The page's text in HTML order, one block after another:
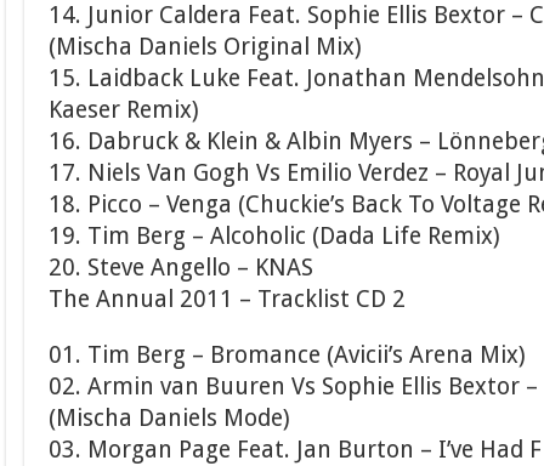
14. Junior Caldera Feat. Sophie Ellis Bextor –
(Mischa Daniels Original Mix)
15. Laidback Luke Feat. Jonathan
Kaeser Remix)
16. Dabruck & Klein & Albin Myers –
17. Niels Van Gogh Vs Emilio Verdez – Royal
18. Picco – Venga (Chuckie’s Back To Voltage
19. Tim Berg – Alcoholic (Dada Life Remix)
20. Steve Angello – KNAS
The Annual 2011 – Tracklist CD 2
01. Tim Berg – Bromance (Avicii’s Arena Mix)
02. Armin van Buuren Vs Sophie Ellis Bextor
(Mischa Daniels Mode)
03. Morgan Page Feat. Jan Burton – I’ve Had